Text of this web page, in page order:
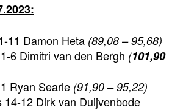
11 Damon Heta (89,08 – 95,68)
6 Dimitri van den Bergh (101,90
Ryan Searle (91,90 – 95,22)
14-12 Dirk van Duijvenbode